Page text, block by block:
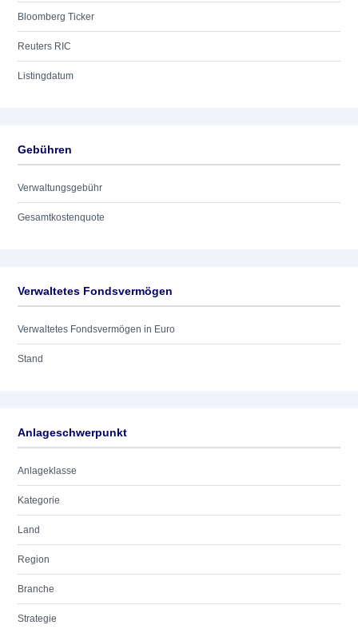
Bloomberg Ticker
Reuters RIC
Listingdatum
Gebühren
Verwaltungsgebühr
Gesamtkostenquote
Verwaltetes Fondsvermögen
Verwaltetes Fondsvermögen in Euro
Stand
Anlageschwerpunkt
Anlageklasse
Kategorie
Land
Region
Branche
Strategie